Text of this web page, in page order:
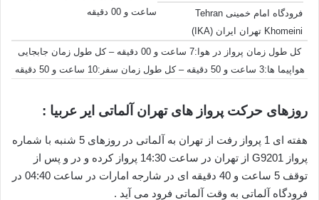
ساعت و 00 دقیقه
فرودگاه امام خمینی Tehran
Khomeini تهران ایران (IKA)
کل طول زمان پرواز در هوا:7 ساعت و 00 دقیقه – کل طول زمان جابجایی
هواپیما ها:3 ساعت و 50 دقیقه – کل طول زمان سفر:10 ساعت و 50 دقیقه
روزهای حرکت پرواز های تهران آلماتی ایر عربیا :
هفته ای 1 پرواز رفت از تهران به آلماتی در روزهای 5 شنبه با شماره
پرواز G9201 از تهران در ساعت 14:30 پرواز کرده و در و پس از
توقف 5 ساعت و 40 دقیقه ای در شارجه امارات در ساعت 04:40 در
فرودگاه آلماتی به وقت آلماتی فرود می آید .